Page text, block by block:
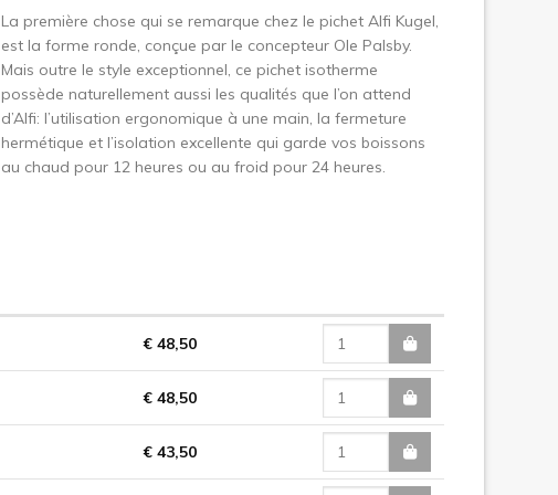
La première chose qui se remarque chez le pichet Alfi Kugel,
est la forme ronde, conçue par le concepteur Ole Palsby.
Mais outre le style exceptionnel, ce pichet isotherme
possède naturellement aussi les qualités que l’on attend
d’Alfi: l’utilisation ergonomique à une main, la fermeture
hermétique et l’isolation excellente qui garde vos boissons
au chaud pour 12 heures ou au froid pour 24 heures.
€ 48,50
€ 48,50
€ 43,50